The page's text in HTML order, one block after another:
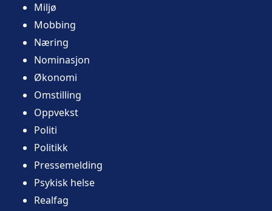
Miljø
Mobbing
Næring
Nominasjon
Økonomi
Omstilling
Oppvekst
Politi
Politikk
Pressemelding
Psykisk helse
Realfag